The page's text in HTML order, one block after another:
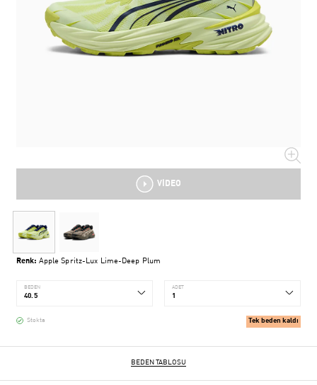
VIDEO
Renk: Apple Spritz-Lux Lime-Deep Plum
BEDEN ADET
Stokta Tek beden kaldı
BEDEN TABLOSU